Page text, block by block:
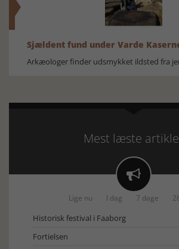
Sjældent fund under Varde
Arkæologer finder udsmykket ildsted fra
Mest læste

Lige nu I dag 7 dage
Historisk festival i Faaborg
Fortielsen